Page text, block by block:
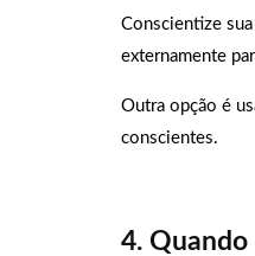
Conscientize
externamente
Outra opção é
conscientes.
4. Quando